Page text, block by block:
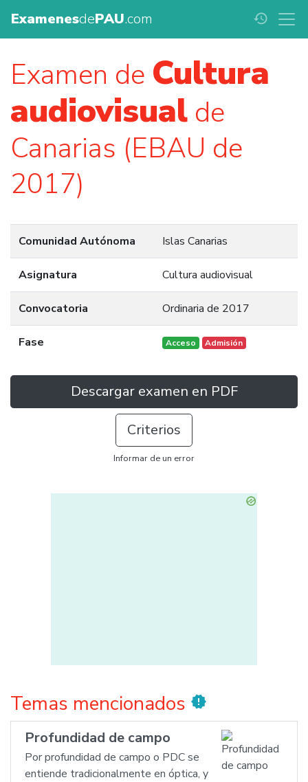
ExamenesdePAU.com history
Examen de Cultura
audiovisual de
Canarias (EBAU de
2017)
Comunidad Autónoma Islas Canarias
Asignatura Cultura audiovisual
Convocatoria Ordinaria de 2017
Fase Acceso Admisión
Descargar examen en PDF
Criterios
Informar de un error
Temas mencionados new_releases
Profundidad de campo
Por profundidad de campo o PDC se
entiende tradicionalmente en óptica, y